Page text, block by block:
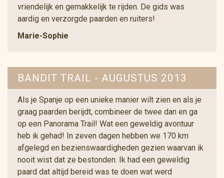
vriendelijk en gemakkelijk te rijden. De gids was
aardig en verzorgde paarden en ruiters!
Marie-Sophie
BANDIT TRAIL - AUGUSTUS 2013
Als je Spanje op een unieke manier wilt zien en als je
graag paarden berijdt, combineer de twee dan en ga
op een Panorama Trail! Wat een geweldig avontuur
heb ik gehad! In zeven dagen hebben we 170 km
afgelegd en bezienswaardigheden gezien waarvan ik
nooit wist dat ze bestonden. Ik had een geweldig
paard dat altijd bereid was te doen wat werd